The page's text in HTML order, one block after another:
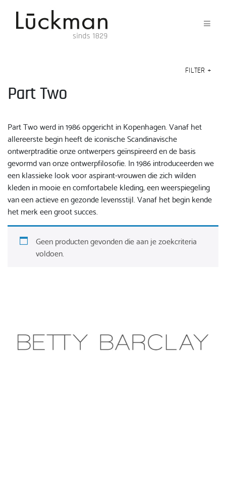
FILTER +
Part Two
Part Two werd in 1986 opgericht in Kopenhagen. Vanaf het
allereerste begin heeft de iconische Scandinavische
ontwerptraditie onze ontwerpers geïnspireerd en de basis
gevormd van onze ontwerpfilosofie. In 1986 introduceerden we
een klassieke look voor aspirant-vrouwen die zich wilden
kleden in mooie en comfortabele kleding, een weerspiegeling
van een actieve en gezonde levensstijl. Vanaf het begin kende
het merk een groot succes.
Geen producten gevonden die aan je zoekcriteria
voldoen.